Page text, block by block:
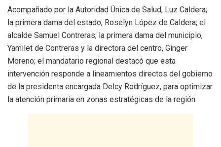
Acompañado por la Autoridad Única de Salud, Luz Caldera;
la primera dama del estado, Roselyn López de Caldera; el
alcalde Samuel Contreras; la primera dama del municipio,
Yamilet de Contreras y la directora del centro, Ginger
Moreno; el mandatario regional destacó que esta
intervención responde a lineamientos directos del gobierno
de la presidenta encargada Delcy Rodríguez, para optimizar
la atención primaria en zonas estratégicas de la región.